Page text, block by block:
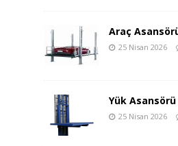
Araç
25 Nisan 2026
Yük Asansörü
25 Nisan 2026